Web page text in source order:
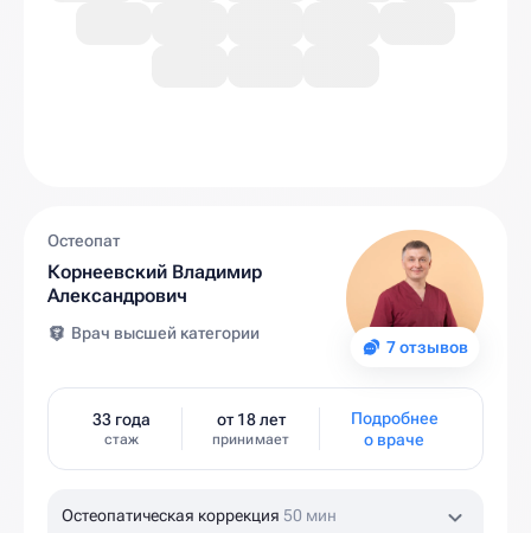
7 отзывов
Остеопат
Корнеевский Владимир
Александрович
Врач высшей категории
33 года
стаж
от 18 лет
принимает
Подробнее
о враче
Остеопатическая коррекция 50 мин